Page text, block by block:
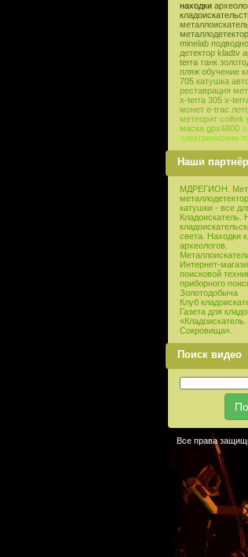
находки
металлодетектор
minelab
детектор kladtv
terra танк
пляж обучение
705 катушка
реставрация
x-terra 305 x-
монет e-trac
метеорит coiltek
маска gpx4800
электрические
Наши
МДРЕГИОН.
катушки - все
Кладоискатель.
света. Находки
археологов.
Интернет-
поисковой
приборного
Золотодобыча
Клуб
Газета для
Сокровища».
Поиск видео
Все права